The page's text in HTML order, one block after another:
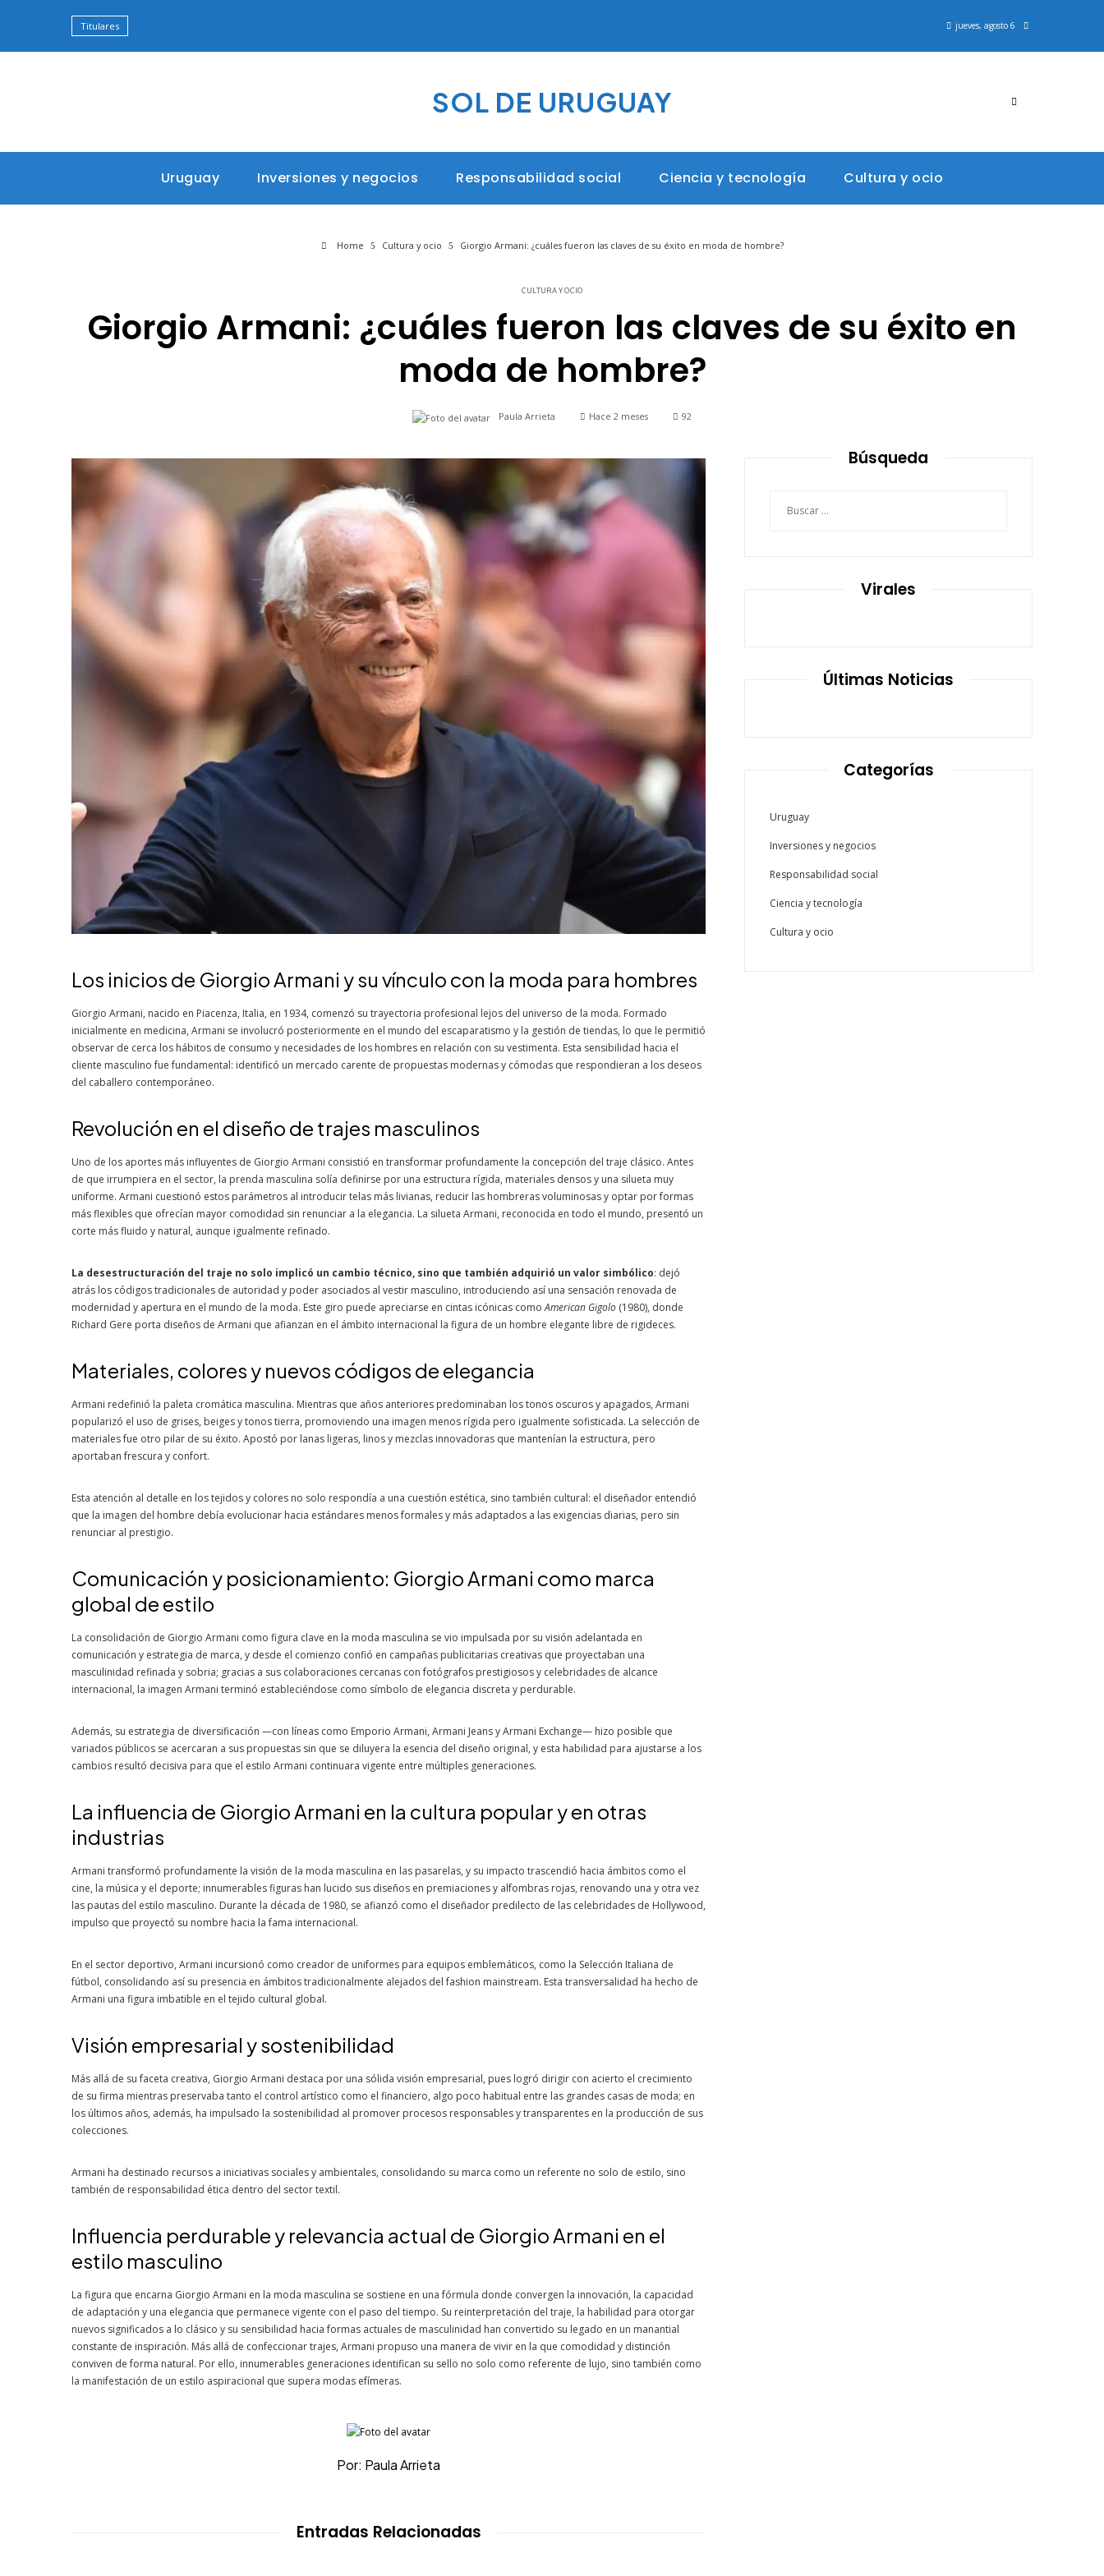
Titulares jueves, agosto 6
SOL DE URUGUAY
Uruguay Inversiones y negocios Responsabilidad social Ciencia y tecnología Cultura y ocio
Home Cultura y ocio Giorgio Armani: ¿cuáles fueron las claves de su éxito en moda de hombre?
CULTURA Y OCIO
Giorgio Armani: ¿cuáles fueron las claves de su éxito en
moda de hombre?
Paula Arrieta Hace 2 meses 92
Los inicios de Giorgio Armani y su vínculo con la moda para hombres
Giorgio Armani, nacido en Piacenza, Italia, en 1934, comenzó su trayectoria profesional lejos del universo de la moda. Formado
inicialmente en medicina, Armani se involucró posteriormente en el mundo del escaparatismo y la gestión de tiendas, lo que le permitió
observar de cerca los hábitos de consumo y necesidades de los hombres en relación con su vestimenta. Esta sensibilidad hacia el
cliente masculino fue fundamental: identificó un mercado carente de propuestas modernas y cómodas que respondieran a los deseos
del caballero contemporáneo.
Revolución en el diseño de trajes masculinos
Uno de los aportes más influyentes de Giorgio Armani consistió en transformar profundamente la concepción del traje clásico. Antes
de que irrumpiera en el sector, la prenda masculina solía definirse por una estructura rígida, materiales densos y una silueta muy
uniforme. Armani cuestionó estos parámetros al introducir telas más livianas, reducir las hombreras voluminosas y optar por formas
más flexibles que ofrecían mayor comodidad sin renunciar a la elegancia. La silueta Armani, reconocida en todo el mundo, presentó un
corte más fluido y natural, aunque igualmente refinado.
La desestructuración del traje no solo implicó un cambio técnico, sino que también adquirió un valor simbólico: dejó
atrás los códigos tradicionales de autoridad y poder asociados al vestir masculino, introduciendo así una sensación renovada de
modernidad y apertura en el mundo de la moda. Este giro puede apreciarse en cintas icónicas comoAmerican Gigolo (1980), donde
Richard Gere porta diseños de Armani que afianzan en el ámbito internacional la figura de un hombre elegante libre de rigideces.
Materiales, colores y nuevos códigos de elegancia
Armani redefinió la paleta cromática masculina. Mientras que años anteriores predominaban los tonos oscuros y apagados, Armani
popularizó el uso de grises, beiges y tonos tierra, promoviendo una imagen menos rígida pero igualmente sofisticada. La selección de
materiales fue otro pilar de su éxito. Apostó por lanas ligeras, linos y mezclas innovadoras que mantenían la estructura, pero
aportaban frescura y confort.
Esta atención al detalle en los tejidos y colores no solo respondía a una cuestión estética, sino también cultural: el diseñador entendió
que la imagen del hombre debía evolucionar hacia estándares menos formales y más adaptados a las exigencias diarias, pero sin
renunciar al prestigio.
Comunicación y posicionamiento: Giorgio Armani como marca
global de estilo
La consolidación de Giorgio Armani como figura clave en la moda masculina se vio impulsada por su visión adelantada en
comunicación y estrategia de marca, y desde el comienzo confió en campañas publicitarias creativas que proyectaban una
masculinidad refinada y sobria; gracias a sus colaboraciones cercanas con fotógrafos prestigiosos y celebridades de alcance
internacional, la imagen Armani terminó estableciéndose como símbolo de elegancia discreta y perdurable.
Además, su estrategia de diversificación —con líneas como Emporio Armani, Armani Jeans y Armani Exchange— hizo posible que
variados públicos se acercaran a sus propuestas sin que se diluyera la esencia del diseño original, y esta habilidad para ajustarse a los
cambios resultó decisiva para que el estilo Armani continuara vigente entre múltiples generaciones.
La influencia de Giorgio Armani en la cultura popular y en otras
industrias
Armani transformó profundamente la visión de la moda masculina en las pasarelas, y su impacto trascendió hacia ámbitos como el
cine, la música y el deporte; innumerables figuras han lucido sus diseños en premiaciones y alfombras rojas, renovando una y otra vez
las pautas del estilo masculino. Durante la década de 1980, se afianzó como el diseñador predilecto de las celebridades de Hollywood,
impulso que proyectó su nombre hacia la fama internacional.
En el sector deportivo, Armani incursionó como creador de uniformes para equipos emblemáticos, como la Selección Italiana de
fútbol, consolidando así su presencia en ámbitos tradicionalmente alejados del fashion mainstream. Esta transversalidad ha hecho de
Armani una figura imbatible en el tejido cultural global.
Visión empresarial y sostenibilidad
Más allá de su faceta creativa, Giorgio Armani destaca por una sólida visión empresarial, pues logró dirigir con acierto el crecimiento
de su firma mientras preservaba tanto el control artístico como el financiero, algo poco habitual entre las grandes casas de moda; en
los últimos años, además, ha impulsado la sostenibilidad al promover procesos responsables y transparentes en la producción de sus
colecciones.
Armani ha destinado recursos a iniciativas sociales y ambientales, consolidando su marca como un referente no solo de estilo, sino
también de responsabilidad ética dentro del sector textil.
Influencia perdurable y relevancia actual de Giorgio Armani en el
estilo masculino
La figura que encarna Giorgio Armani en la moda masculina se sostiene en una fórmula donde convergen la innovación, la capacidad
de adaptación y una elegancia que permanece vigente con el paso del tiempo. Su reinterpretación del traje, la habilidad para otorgar
nuevos significados a lo clásico y su sensibilidad hacia formas actuales de masculinidad han convertido su legado en un manantial
constante de inspiración. Más allá de confeccionar trajes, Armani propuso una manera de vivir en la que comodidad y distinción
conviven de forma natural. Por ello, innumerables generaciones identifican su sello no solo como referente de lujo, sino también como
la manifestación de un estilo aspiracional que supera modas efímeras.
Por: Paula Arrieta
Entradas Relacionadas
Búsqueda
Virales
Últimas Noticias
Categorías
Uruguay
Inversiones y negocios
Responsabilidad social
Ciencia y tecnología
Cultura y ocio